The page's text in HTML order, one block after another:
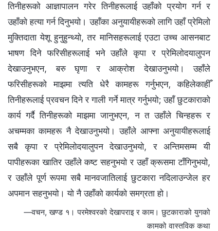
तिनीहरूको आज्ञापालन गरेर तिनीहरूलाई उहाँको प्रयोग गर्न र
उहाँको हत्या गर्न दिनुभयो। उहाँका अनुयायीहरूको लागि उहाँ प्रेमिलो
मुक्तिदाता येशू हुनुहुन्थ्यो, तर मानिसहरूलाई एउटा उच्‍च आसनबाट
भाषण दिने फरिसीहरूलाई भने उहाँले कृपा र प्रेमिलोदयालुपन
देखाउनुभएन, बरु घृणा र आक्रोश देखाउनुभयो। उहाँले
फरिसीहरूको माझमा त्यति धेरै कामहरू गर्नुभएन, कहिलेकाहीँ
तिनीहरूलाई प्रवचन दिने र गाली गर्ने मात्र गर्नुभयो; उहाँ छुटकाराको
कार्य गर्दै तिनीहरूको माझमा जानुभएन, न त उहाँले चिन्हहरू र
अचम्मका कामहरू नै देखाउनुभयो। उहाँले आफ्ना अनुयायीहरूलाई
सबै कृपा र प्रेमिलोदयालुपन देखाउनुभयो, र अन्तिमसम्म यी
पापीहरूका खातिर उहाँले कष्ट सहनुभयो र उहाँ क्रूसमा टाँगिनुभयो,
र उहाँले पूर्ण रूपमा सबै मानवजातिलाई छुटकारा नदिलाउन्जेल हर
अपमान सहनुभयो। यो नै उहाँको कार्यको समग्रता हो।
—वचन, खण्ड १। परमेश्‍वरको देखापराइ र काम। छुटकाराको युगको
कामको वास्तविक कथा